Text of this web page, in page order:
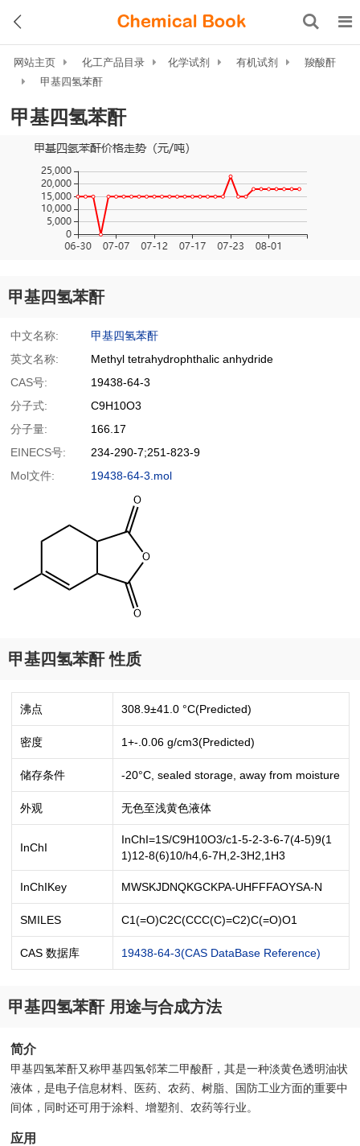
网站主页 化工产品目录 化学试剂 有机试剂
羧酸酐
甲基四氢苯酐
甲基四氢苯酐
甲基四氢苯酐
中文名称:
甲基四氢苯酐
英文名称:
Methyl tetrahydrophthalic anhydride
CAS号:
19438-64-3
分子式:
C9H10O3
分子量:
166.17
EINECS号:
234-290-7;251-823-9
Mol文件:
19438-64-3.mol
甲基四氢苯酐 性质
沸点 308.9±41.0 °C(Predicted)
密度 1+-.0.06 g/cm3(Predicted)
储存条件 -20°C, sealed storage, away from moisture
外观 无色至浅黄色液体
InChI
InChI=1S/C9H10O3/c1-5-2-3-6-7(4-5)9(1
1)12-8(6)10/h4,6-7H,2-3H2,1H3
InChIKey MWSKJDNQKGCKPA-UHFFFAOYSA-N
SMILES C1(=O)C2C(CCC(C)=C2)C(=O)O1
CAS 数据库 19438-64-3(CAS DataBase Reference)
甲基四氢苯酐 用途与合成方法
简介
甲基四氢苯酐又称甲基四氢邻苯二甲酸酐，其是一种淡黄色透明油状
液体，是电子信息材料、医药、农药、树脂、国防工业方面的重要中
间体，同时还可用于涂料、增塑剂、农药等行业。
应用